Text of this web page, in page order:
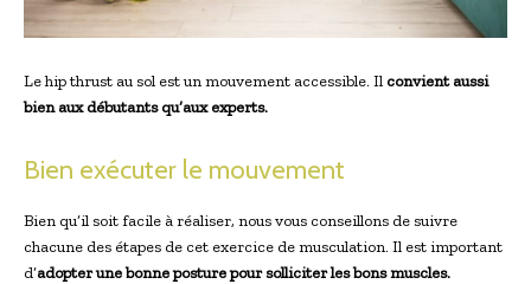
Le hip thrust au sol est un mouvement accessible. Il convient aussi
bien aux débutants qu’aux experts.
Bien exécuter le mouvement
Bien qu’il soit facile à réaliser, nous vous conseillons de suivre
chacune des étapes de cet exercice de musculation. Il est important
d’adopter une bonne posture pour solliciter les bons muscles.